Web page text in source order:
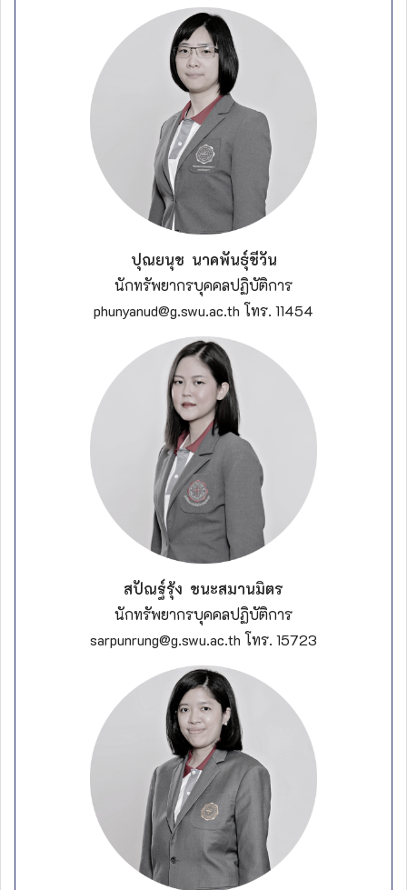
ปุณยนุช นาคพันธุ์ชีวัน
นักทรัพยากรบุคคลปฏิบัติการ
phunyanud@g.swu.ac.th โทร. 11454
สปัณฐ์รุ้ง ชนะสมานมิตร
นักทรัพยากรบุคคลปฏิบัติการ
sarpunrung@g.swu.ac.th โทร. 15723